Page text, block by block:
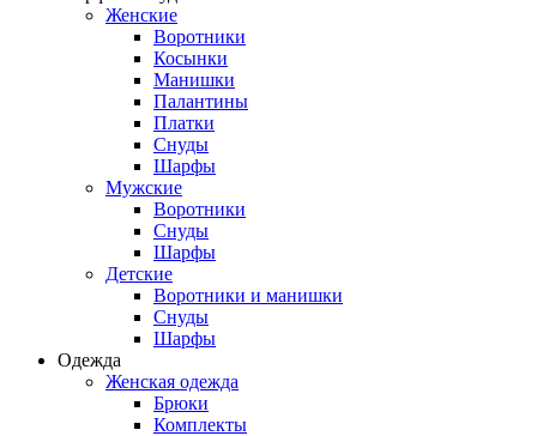
Женские
Воротники
Косынки
Манишки
Палантины
Платки
Снуды
Шарфы
Мужские
Воротники
Снуды
Шарфы
Детские
Воротники и манишки
Снуды
Шарфы
Одежда
Женская одежда
Брюки
Комплекты